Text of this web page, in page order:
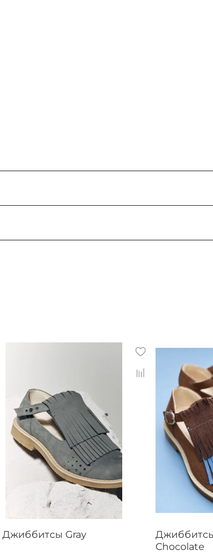
не дожидаясь полной оплаты.
как при обычной покупке картой.
измерить стопу по нашей
Джиббитсы Gray
Chocolate